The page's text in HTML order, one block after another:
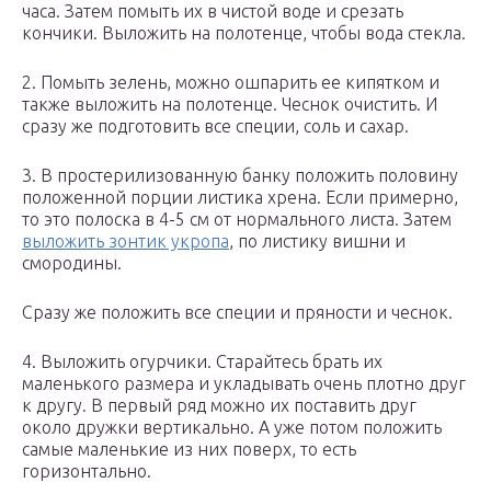
часа. Затем помыть их в чистой воде и срезать
кончики. Выложить на полотенце, чтобы вода стекла.
2. Помыть зелень, можно ошпарить ее кипятком и
также выложить на полотенце. Чеснок очистить. И
сразу же подготовить все специи, соль и сахар.
3. В простерилизованную банку положить половину
положенной порции листика хрена. Если примерно,
то это полоска в 4-5 см от нормального листа. Затем
выложить зонтик укропа, по листику вишни и
смородины.
Сразу же положить все специи и пряности и чеснок.
4. Выложить огурчики. Старайтесь брать их
маленького размера и укладывать очень плотно друг
к другу. В первый ряд можно их поставить друг
около дружки вертикально. А уже потом положить
самые маленькие из них поверх, то есть
горизонтально.